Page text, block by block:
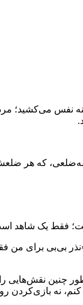
نفس می‌کشید؛
سه‌ضلعی، که هر
فقط یک شاهد
بی‌بی برای من
چنین نقش‌هایی
نه بازی‌کردن